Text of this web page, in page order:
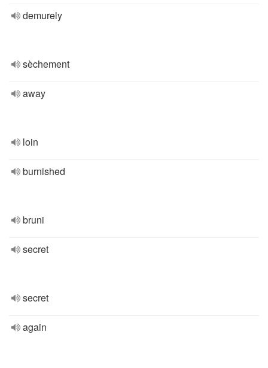
demurely
sèchement
away
loin
burnished
bruni
secret
secret
again